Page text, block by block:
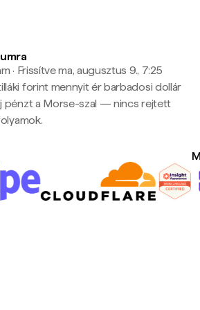
· Frissítve ma, augusztus 9., 7:25
forint mennyit ér barbadosi dollár
pénzt a Morse-szal — nincs rejtett